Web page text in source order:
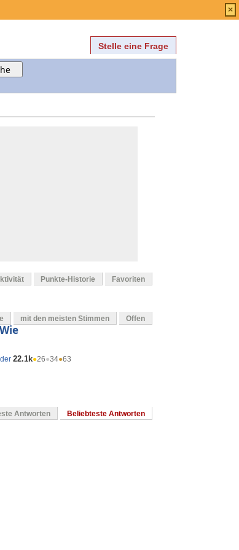
Stelle eine Frage
Punkte-Historie Favoriten
mit den meisten Stimmen Offen
22.1k●26●34●63
Antworten Beliebteste Antworten
×